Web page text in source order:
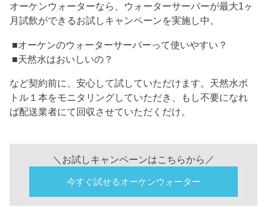
オーケンウォーターなら、ウォーターサーバーが最大1ヶ
月試飲ができるお試しキャンペーンを実施し中。
■オーケンのウォーターサーバーって使いやすい？
■天然水はおいしいの？
など契約前に、安心して試していただけます。天然水ボ
トル１本をモニタリングしていただき、もし不要になれ
ば配送業者にて回収させていただくだけ。
＼お試しキャンペーンはこちらから／
今すぐ試せるオーケンウォーター